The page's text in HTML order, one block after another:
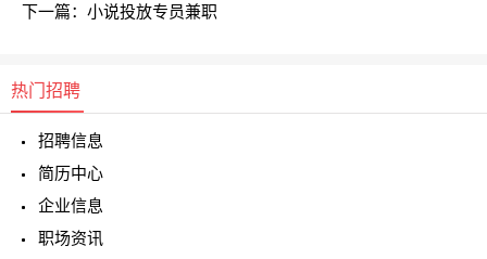
下一篇： 小说投放专员兼职
热门招聘
招聘信息
简历中心
企业信息
职场资讯